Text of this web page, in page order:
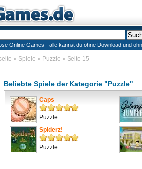
Online Games - alle kannst du ohne Download und
» Spiele » Puzzle » Seite 15
Beliebte Spiele der Kategorie "Puzzle"
Caps
Puzzle
Spiderz!
Puzzle